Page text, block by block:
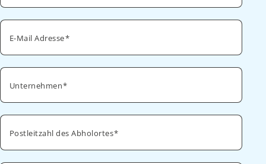
E-Mail Adresse
Unternehmen
Postleitzahl des Abholortes